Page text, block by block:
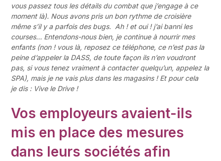
vous passez tous les détails du combat que j’engage à ce
moment là). Nous avons pris un bon rythme de croisière
même s’il y a parfois des bugs. Ah ! et oui ! j’ai banni les
courses… Entendons-nous bien, je continue à nourrir mes
enfants (non ! vous là, reposez ce téléphone, ce n’est pas la
peine d’appeler la DASS, de toute façon ils n’en voudront
pas, si vous tenez vraiment à contacter quelqu’un, appelez la
SPA), mais je ne vais plus dans les magasins ! Et pour cela
je dis : Vive le Drive !
Vos employeurs avaient-ils
mis en place des mesures
dans leurs sociétés afin